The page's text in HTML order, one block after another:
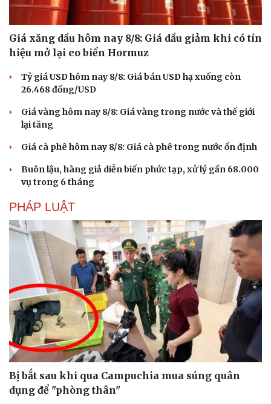
Văn hóa
Sân khấu - Điện ảnh
Âm nhạc
Di sản
Giải trí
Nghệ sĩ
Sao Việt
Giá xăng dầu hôm nay 8/8: Giá dầu giảm khi có tín
hiệu mở lại eo biển Hormuz
Tỷ giá USD hôm nay 8/8: Giá bán USD hạ xuống còn
26.468 đồng/USD
Giá vàng hôm nay 8/8: Giá vàng trong nước và thế giới
lại tăng
Giá cà phê hôm nay 8/8: Giá cà phê trong nước ổn định
Buôn lậu, hàng giả diễn biến phức tạp, xử lý gần 68.000
vụ trong 6 tháng
PHÁP LUẬT
Bị bắt sau khi qua Campuchia mua súng quân
dụng để "phòng thân"